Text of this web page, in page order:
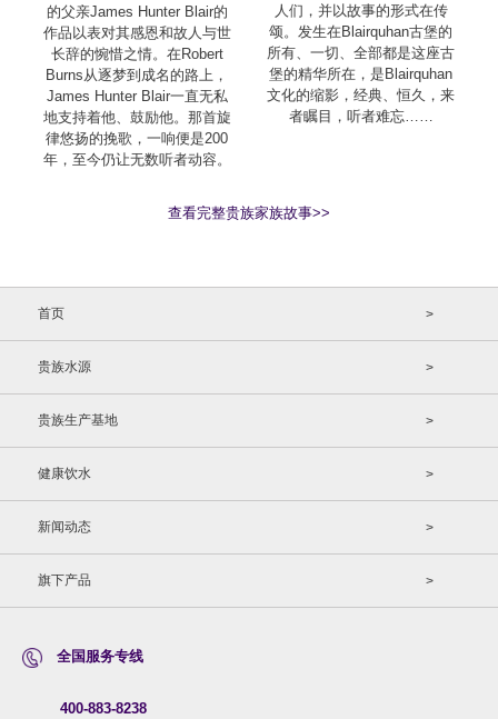
的父亲James Hunter Blair的
作品以表对其感恩和故人与世
长辞的惋惜之情。在Robert
Burns从逐梦到成名的路上，
James Hunter Blair一直无私
地支持着他、鼓励他。那首旋
律悠扬的挽歌，一响便是200
年，至今仍让无数听者动容。
人们，并以故事的形式在传
颂。发生在Blairquhan古堡的
所有、一切、全部都是这座古
堡的精华所在，是Blairquhan
文化的缩影，经典、恒久，来
者瞩目，听者难忘……
查看完整贵族家族故事>>
首页 >
贵族水源 >
贵族生产基地 >
健康饮水 >
新闻动态 >
旗下产品 >
全国服务专线
400-883-8238